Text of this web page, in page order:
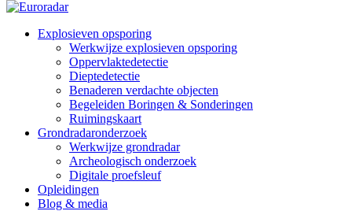
Explosieven opsporing
Werkwijze explosieven opsporing
Oppervlaktedetectie
Dieptedetectie
Benaderen verdachte objecten
Begeleiden Boringen & Sonderingen
Ruimingskaart
Grondradaronderzoek
Werkwijze grondradar
Archeologisch onderzoek
Digitale proefsleuf
Opleidingen
Blog & media